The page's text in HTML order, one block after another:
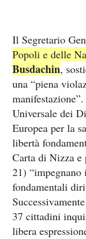
Il Segretario
Popoli e delle
Busdachin,
una “piena
Universale dei
Europea per la
libertà
Carta di Nizza
21)
fondamentali
37 cittadini
libera